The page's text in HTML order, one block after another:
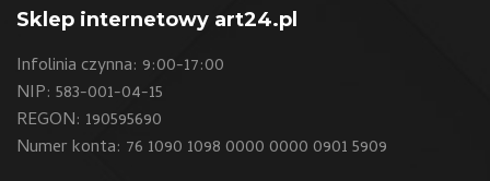
Sklep internetowy art24.pl
Infolinia czynna: 9:00-17:00
NIP: 583-001-04-15
REGON: 190595690
Numer konta: 76 1090 1098 0000 0000 0901 5909